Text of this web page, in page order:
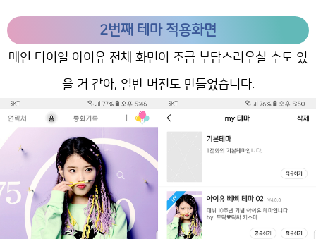
2번째 테마 적용화면
메인 다이얼 아이유 전체 화면이 조금 부담스러우실 수도 있
을 거 같아, 일반 버전도 만들었습니다.